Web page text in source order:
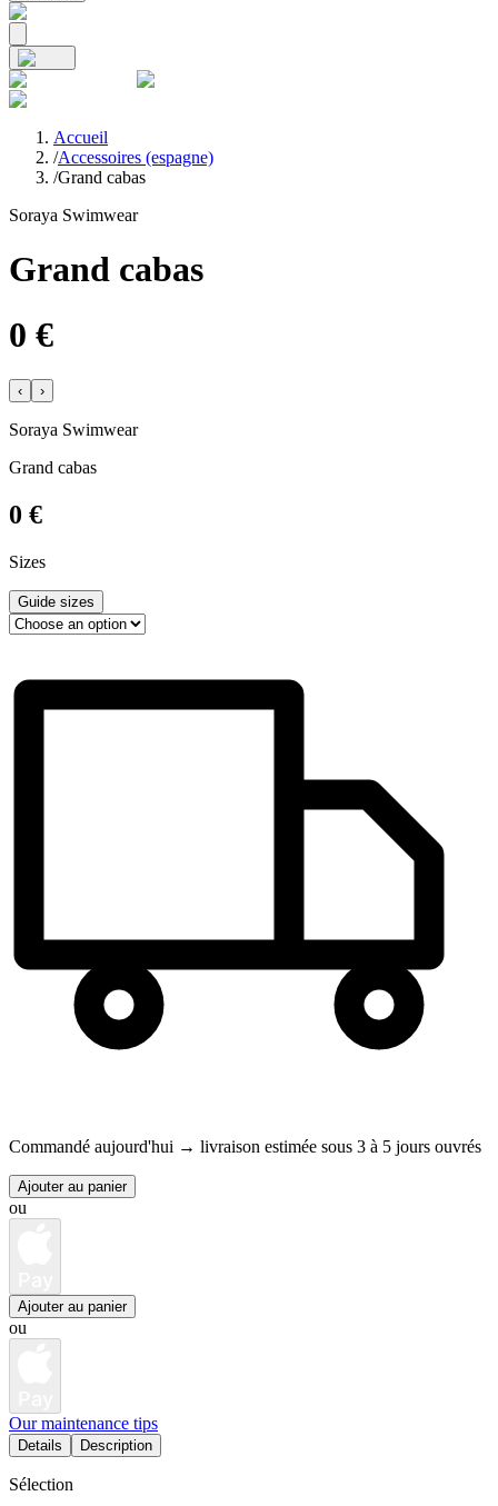
Accueil
/Accessoires (espagne)
/Grand cabas
Soraya Swimwear
Grand cabas
0 €
‹ ›
Soraya Swimwear
Grand cabas
0 €
Sizes
Guide sizes
Commandé aujourd'hui → livraison estimée sous 3 à 5 jours ouvrés
Ajouter au panier
ou
Ajouter au panier
ou
Our maintenance tips
Details Description
Sélection